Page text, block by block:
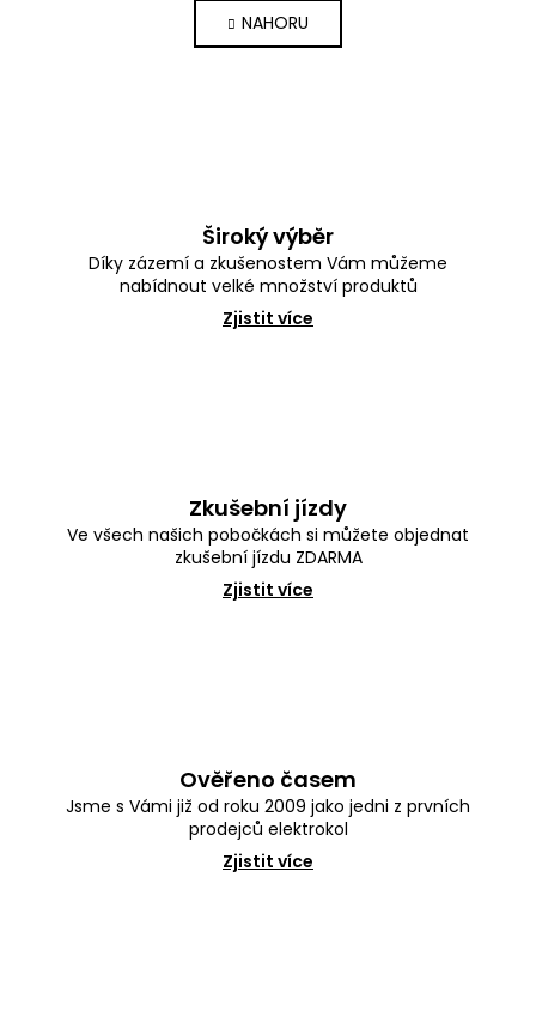
l
á
y
v
ý
p
á
n
k
NAHORU
Široký výběr
Díky zázemí a zkušenostem Vám můžeme
nabídnout velké množství produktů
Zjistit více
Zkušební jízdy
Ve všech našich pobočkách si můžete objednat
zkušební jízdu ZDARMA
Zjistit více
Ověřeno časem
Jsme s Vámi již od roku 2009 jako jedni z prvních
prodejců elektrokol
Zjistit více